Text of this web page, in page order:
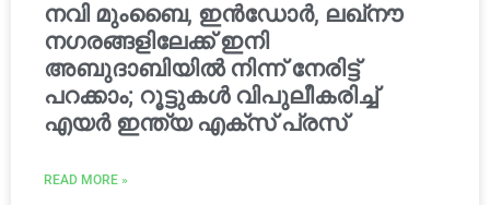
നവി മുംബൈ, ഇൻഡോർ, ലഖ്നൗ
നഗരങ്ങളിലേക്ക് ഇനി
അബുദാബിയിൽ നിന്ന് നേരിട്ട്
പറക്കാം; റൂട്ടുകൾ വിപുലീകരിച്ച്
എയർ ഇന്ത്യ എക്സ് പ്രസ്
READ MORE »